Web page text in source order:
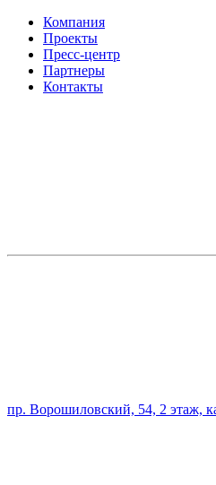
Компания
Проекты
Пресс-центр
Партнеры
Контакты
пр. Ворошиловский, 54, 2 этаж,